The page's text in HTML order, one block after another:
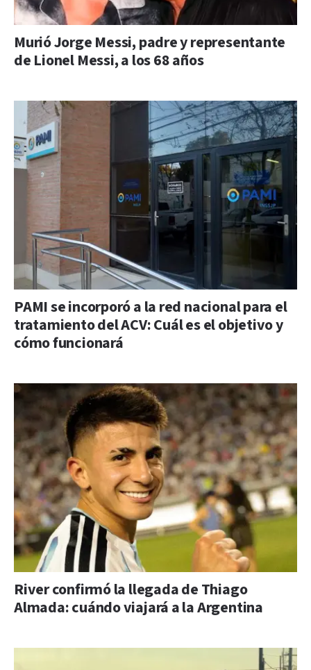
Murió Jorge Messi, padre y representante
de Lionel Messi, a los 68 años
PAMI se incorporó a la red nacional para el
tratamiento del ACV: Cuál es el objetivo y
cómo funcionará
River confirmó la llegada de Thiago
Almada: cuándo viajará a la Argentina